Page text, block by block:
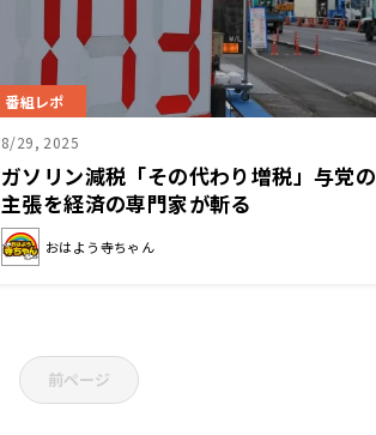
番組レポ
8/29, 2025
ガソリン減税「その代わり増税」与党の
主張を経済の専門家が斬る
おはよう寺ちゃん
前ページ